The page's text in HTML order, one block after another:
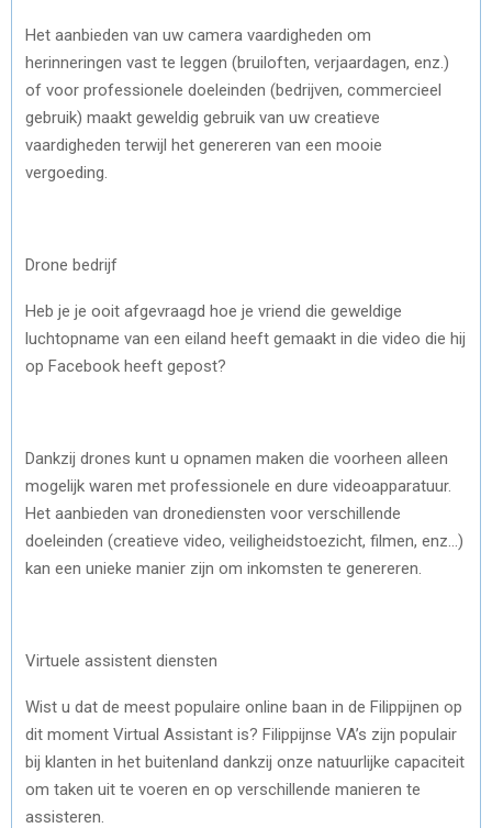
Het aanbieden van uw camera vaardigheden om
herinneringen vast te leggen (bruiloften, verjaardagen, enz.)
of voor professionele doeleinden (bedrijven, commercieel
gebruik) maakt geweldig gebruik van uw creatieve
vaardigheden terwijl het genereren van een mooie
vergoeding.
Drone bedrijf
Heb je je ooit afgevraagd hoe je vriend die geweldige
luchtopname van een eiland heeft gemaakt in die video die hij
op Facebook heeft gepost?
Dankzij drones kunt u opnamen maken die voorheen alleen
mogelijk waren met professionele en dure videoapparatuur.
Het aanbieden van dronediensten voor verschillende
doeleinden (creatieve video, veiligheidstoezicht, filmen, enz…)
kan een unieke manier zijn om inkomsten te genereren.
Virtuele assistent diensten
Wist u dat de meest populaire online baan in de Filippijnen op
dit moment Virtual Assistant is? Filippijnse VA’s zijn populair
bij klanten in het buitenland dankzij onze natuurlijke capaciteit
om taken uit te voeren en op verschillende manieren te
assisteren.